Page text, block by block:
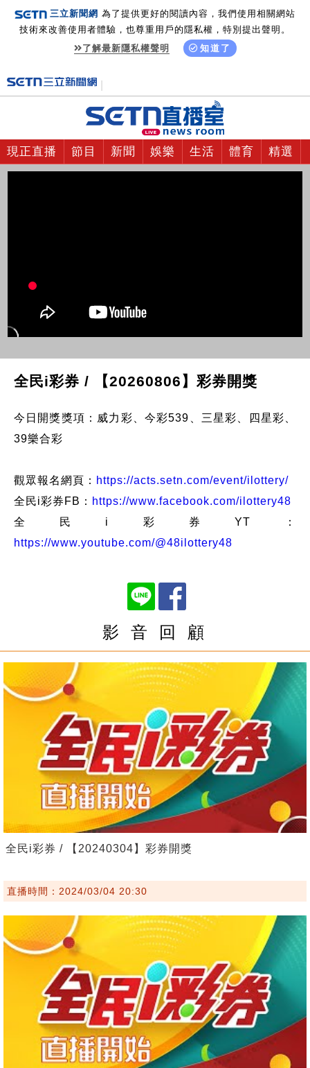
三立新聞網 為了提供更好的閱讀內容，我們使用相關網站
技術來改善使用者體驗，也尊重用戶的隱私權，特別提出聲明。
了解最新隱私權聲明
知道了
現正直播 節目 新聞 娛樂 生活 體育 精選
全民i彩券 / 【20260806】彩券開獎
今日開獎獎項：威力彩、今彩539、三星彩、四星彩、
39樂合彩
觀眾報名網頁： https://acts.setn.com/event/ilottery/
全民i彩券FB： https://www.facebook.com/ilottery48
全民i彩券YT：
https://www.youtube.com/@48ilottery48
影 音 回 顧
全民i彩券 / 【20240304】彩券開獎
直播時間：2024/03/04 20:30